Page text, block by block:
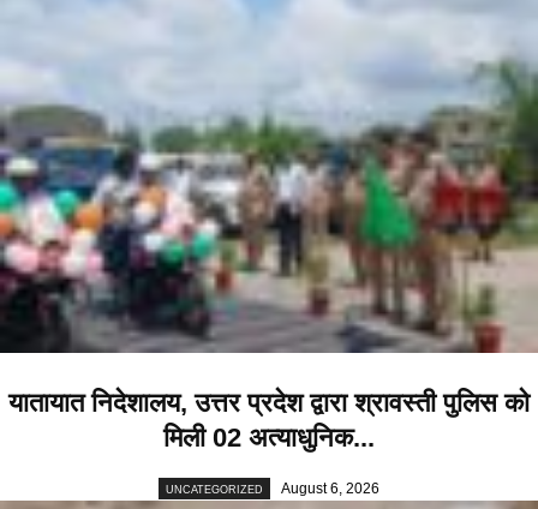
यातायात निदेशालय, उत्तर प्रदेश द्वारा श्रावस्ती पुलिस को
मिली 02 अत्याधुनिक...
UNCATEGORIZED August 6, 2026